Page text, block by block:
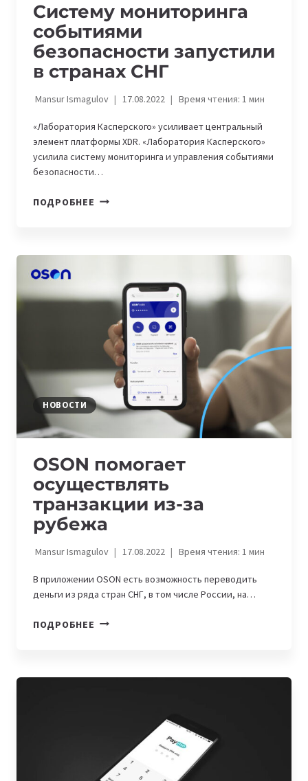
Систему мониторинга
событиями
безопасности запустили
в странах СНГ
Mansur Ismagulov 17.08.2022 Время чтения: 1мин
«Лаборатория Касперского» усиливает центральный
элемент платформы XDR. «Лаборатория Касперского»
усилила систему мониторинга и управления событиями
безопасности…
ПОДРОБНЕЕ СИСТЕМУ
СТРАНАХ
НОВОСТИ
OSON помогает
осуществлять
транзакции из-за
рубежа
Mansur Ismagulov 17.08.2022 Время чтения: 1мин
В приложении OSON есть возможность переводить
деньги из ряда стран СНГ, в том числе России, на…
ПОДРОБНЕЕ OSON